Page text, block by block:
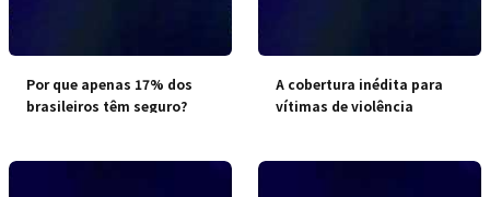
Por que apenas 17% dos
brasileiros têm seguro?
A cobertura inédita para
vítimas de violência